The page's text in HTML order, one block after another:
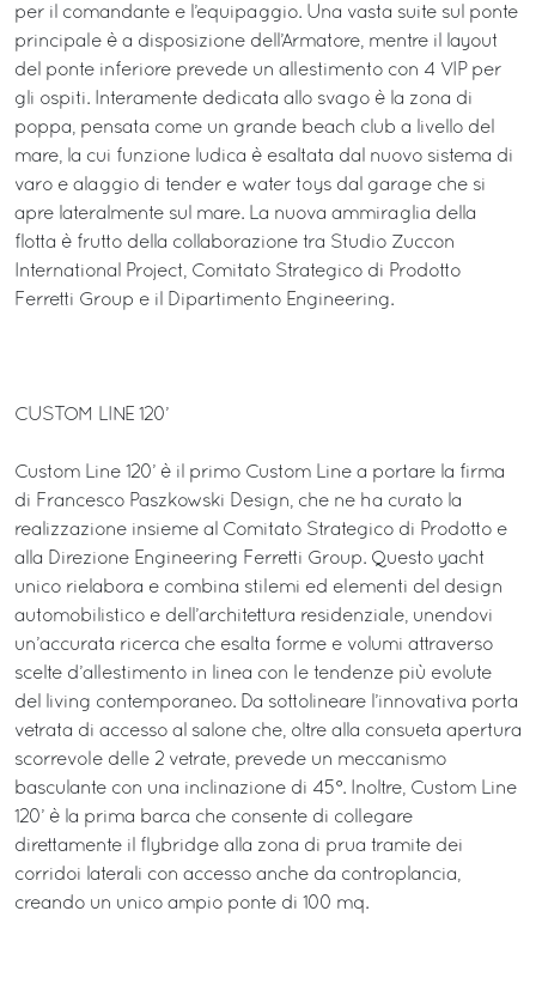
per il comandante e l’equipaggio. Una vasta suite sul ponte
principale è a disposizione dell’Armatore, mentre il layout
del ponte inferiore prevede un allestimento con 4 VIP per
gli ospiti. Interamente dedicata allo svago è la zona di
poppa, pensata come un grande beach club a livello del
mare, la cui funzione ludica è esaltata dal nuovo sistema di
varo e alaggio di tender e water toys dal garage che si
apre lateralmente sul mare. La nuova ammiraglia della
flotta è frutto della collaborazione tra Studio Zuccon
International Project, Comitato Strategico di Prodotto
Ferretti Group e il Dipartimento Engineering.
CUSTOM LINE 120’
Custom Line 120’ è il primo Custom Line a portare la firma
di Francesco Paszkowski Design, che ne ha curato la
realizzazione insieme al Comitato Strategico di Prodotto e
alla Direzione Engineering Ferretti Group. Questo yacht
unico rielabora e combina stilemi ed elementi del design
automobilistico e dell’architettura residenziale, unendovi
un’accurata ricerca che esalta forme e volumi attraverso
scelte d’allestimento in linea con le tendenze più evolute
del living contemporaneo. Da sottolineare l’innovativa porta
vetrata di accesso al salone che, oltre alla consueta apertura
scorrevole delle 2 vetrate, prevede un meccanismo
basculante con una inclinazione di 45°. Inoltre, Custom Line
120’ è la prima barca che consente di collegare
direttamente il flybridge alla zona di prua tramite dei
corridoi laterali con accesso anche da controplancia,
creando un unico ampio ponte di 100 mq.